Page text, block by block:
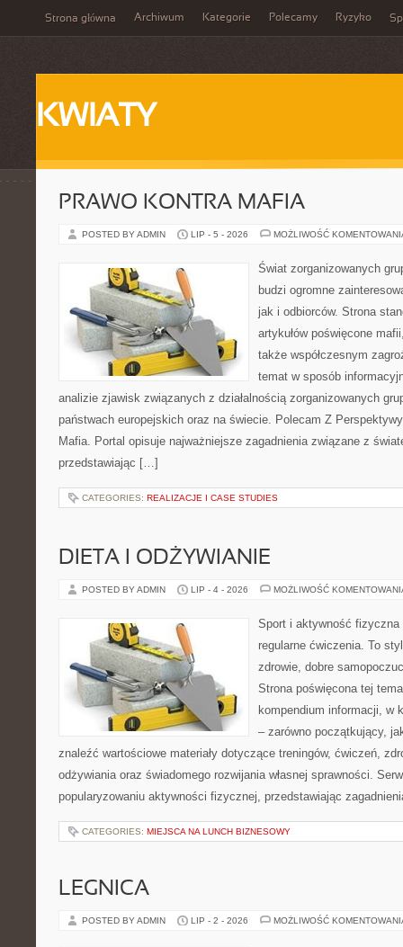
Strona główna Archiwum Kategorie Polecamy Ryzyko
KWIATY
PRAWO KONTRA MAFIA
POSTED BY ADMIN LIP - 5 - 2026 MOŻLIWOŚĆ
Świat zorganizowanych
budzi ogromne
jak i odbiorców. Strona
artykułów poświęcone
także współczesnym
temat w sposób
analizie zjawisk związanych z działalnością zorganizowanych
państwach europejskich oraz na świecie. Polecam Z
Mafia. Portal opisuje najważniejsze zagadnienia związane z
przedstawiając […]
CATEGORIES: REALIZACJE I CASE STUDIES
DIETA I ODŻYWIANIE
POSTED BY ADMIN LIP - 4 - 2026 MOŻLIWOŚĆ
Sport i aktywność
regularne ćwiczenia. To
zdrowie, dobre
Strona poświęcona tej
kompendium informacji, w
– zarówno początkujący,
znaleźć wartościowe materiały dotyczące treningów, ćwiczeń,
odżywiania oraz świadomego rozwijania własnej sprawności.
popularyzowaniu aktywności fizycznej, przedstawiając
CATEGORIES: MIEJSCA NA LUNCH BIZNESOWY
LEGNICA
POSTED BY ADMIN LIP - 2 - 2026 MOŻLIWOŚĆ